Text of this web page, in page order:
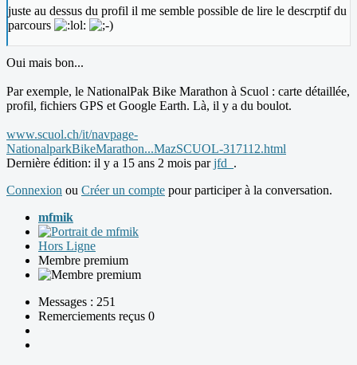
juste au dessus du profil il me semble possible de lire le descrptif du
parcours
Oui mais bon...
Par exemple, le NationalPak Bike Marathon à Scuol : carte détaillée,
profil, fichiers GPS et Google Earth. Là, il y a du boulot.
www.scuol.ch/it/navpage-
NationalparkBikeMarathon...MazSCUOL-317112.html
Dernière édition: il y a 15 ans 2 mois parjfd_ .
Connexion ou Créer un compte pour participer à la conversation.
mfmik
Hors Ligne
Membre premium
Messages : 251
Remerciements reçus 0